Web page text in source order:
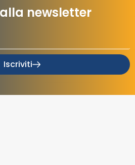
newsletter
Iscriviti